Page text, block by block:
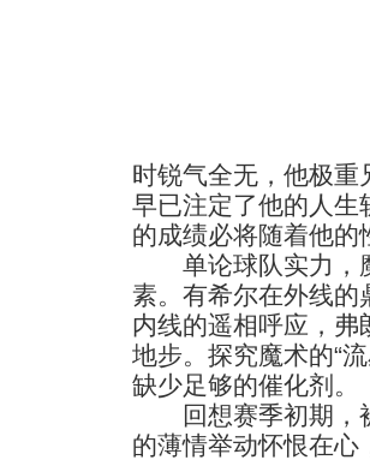
时锐气全无，他极重
早已注定了他的人生
的成绩必将随着他的
单论球队实力，魔
素。有希尔在外线的
内线的遥相呼应，弗
地步。探究魔术的“
缺少足够的催化剂。
回想赛季初期，被
的薄情举动怀恨在心